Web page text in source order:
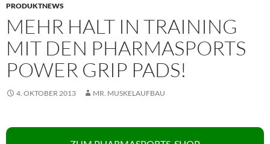
PRODUKTNEWS
MEHR HALT IN TRAINING
MIT DEN PHARMASPORTS
POWER GRIP PADS!
4. OKTOBER 2013 MR. MUSKELAUFBAU